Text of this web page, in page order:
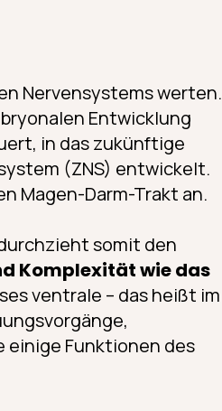
Nervensystems werten.
Entwicklung
in das zukünftige
(ZNS) entwickelt.
Magen-Darm-Trakt an.
somit den
Komplexität wie das
ventrale – das heißt im
einige Funktionen des